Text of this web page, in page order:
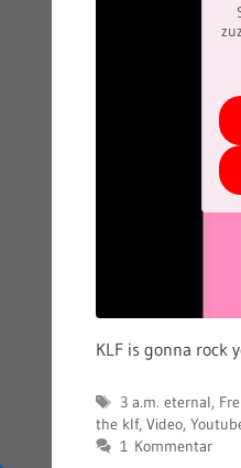
KLF is gonna rock
Schlagwörter
3 a.m. eternal,
the klf, Video,
1 Kommentar